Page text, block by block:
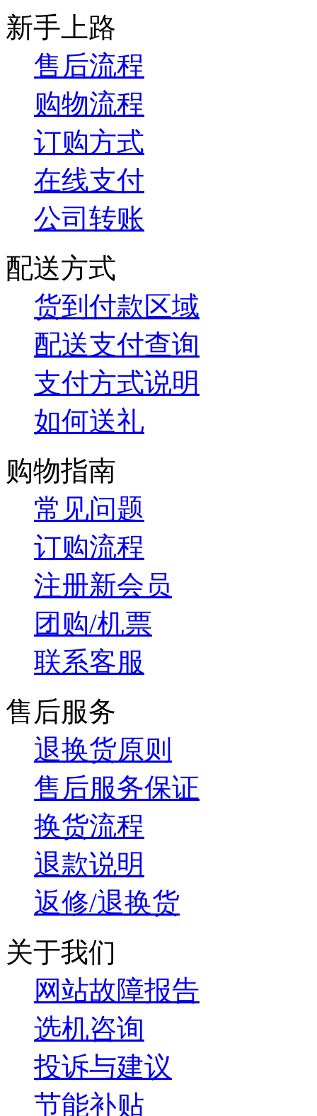
新手上路
售后流程
购物流程
订购方式
在线支付
公司转账
配送方式
货到付款区域
配送支付查询
支付方式说明
如何送礼
购物指南
常见问题
订购流程
注册新会员
团购/机票
联系客服
售后服务
退换货原则
售后服务保证
换货流程
退款说明
返修/退换货
关于我们
网站故障报告
选机咨询
投诉与建议
节能补贴